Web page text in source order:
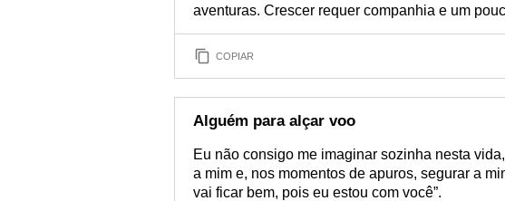
aventuras. Crescer requer companhia e um
COPIAR
Alguém para alçar voo
Eu não consigo me imaginar sozinha nesta
a mim e, nos momentos de apuros, segurar a
vai ficar bem, pois eu estou com você”.